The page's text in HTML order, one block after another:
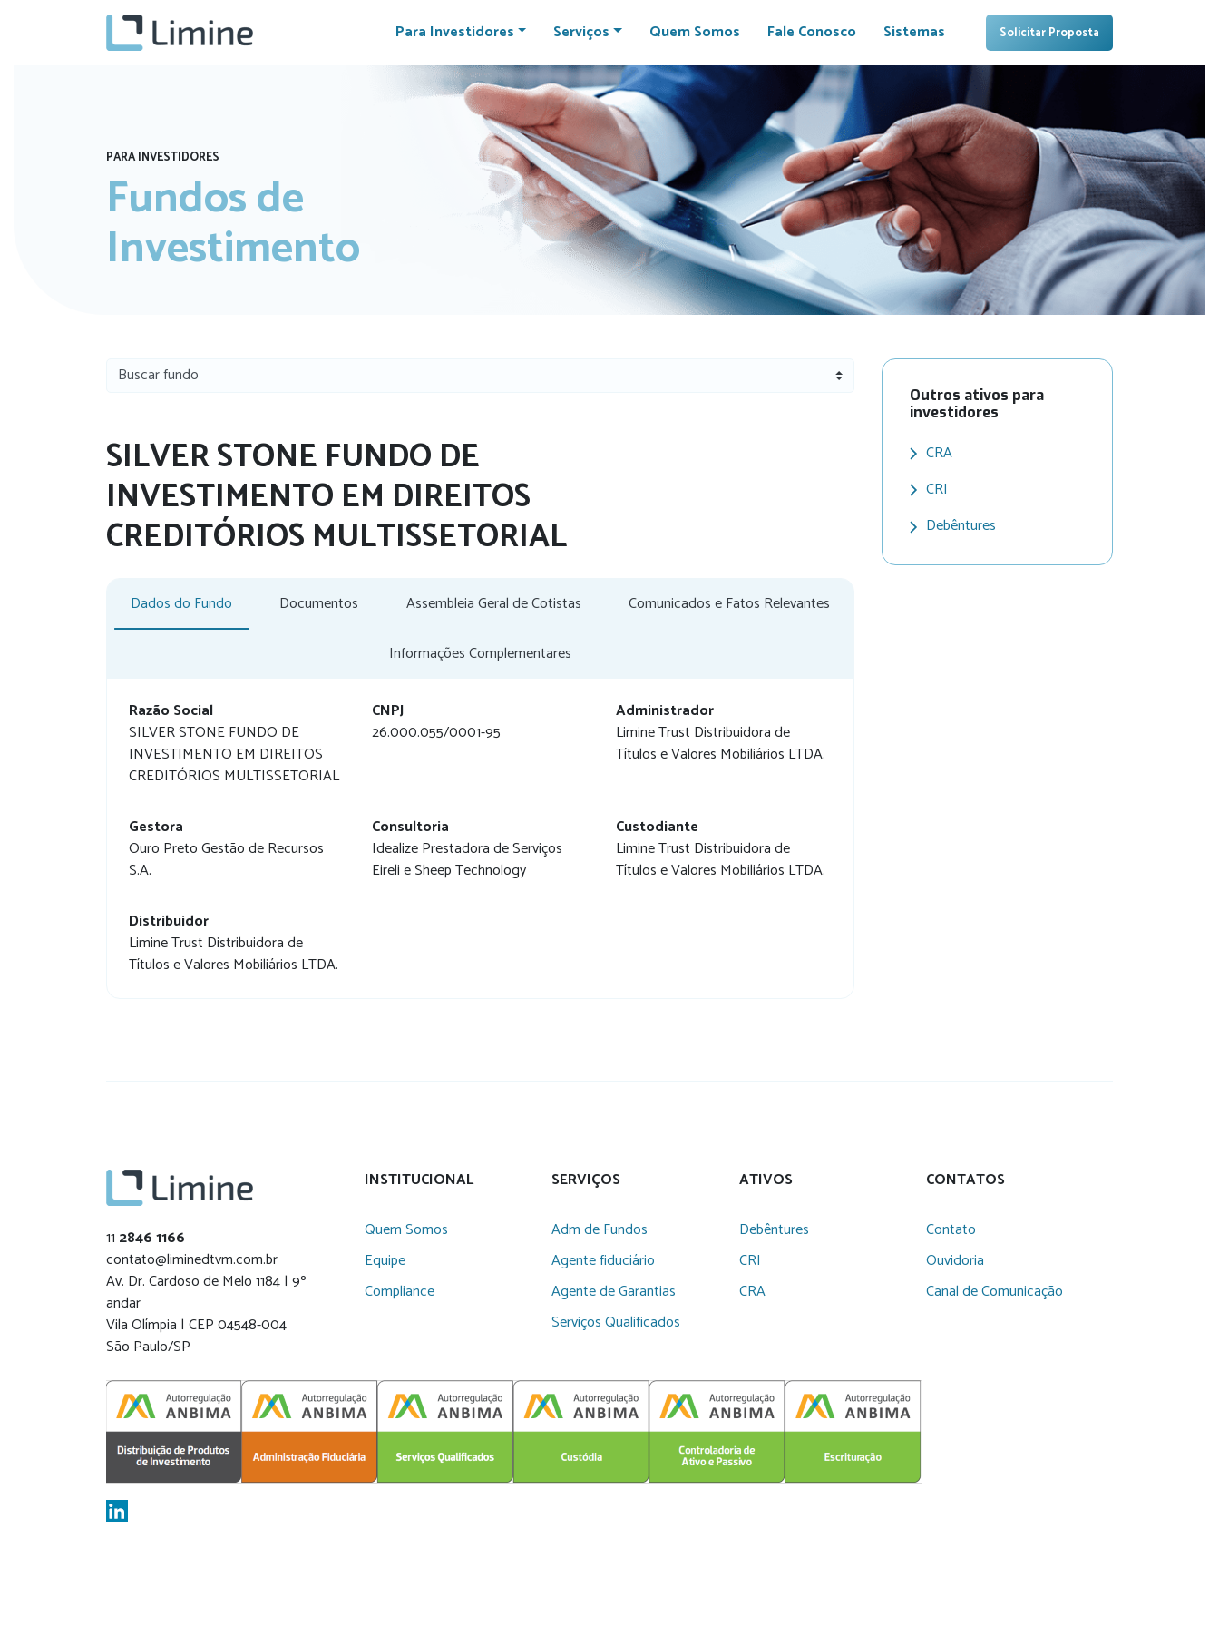
Para Investidores Serviços Quem Somos Fale Conosco Sistemas Solicitar Proposta
PARA INVESTIDORES
Fundos de
Investimento
SILVER STONE FUNDO DE
INVESTIMENTO EM DIREITOS
CREDITÓRIOS MULTISSETORIAL
Dados do Fundo Documentos Assembleia Geral de Cotistas Comunicados e Fatos Relevantes
Informações Complementares
Razão Social
SILVER STONE FUNDO DE
INVESTIMENTO EM DIREITOS
CREDITÓRIOS MULTISSETORIAL
CNPJ
26.000.055/0001-95
Administrador
Limine Trust Distribuidora de
Títulos e Valores Mobiliários LTDA.
Gestora
Ouro Preto Gestão de Recursos
S.A.
Consultoria
Idealize Prestadora de Serviços
Eireli e Sheep Technology
Custodiante
Limine Trust Distribuidora de
Títulos e Valores Mobiliários LTDA.
Distribuidor
Limine Trust Distribuidora de
Títulos e Valores Mobiliários LTDA.
Outros ativos para
investidores
CRA
CRI
Debêntures
11 2846 1166
contato@liminedtvm.com.br
Av. Dr. Cardoso de Melo 1184 | 9º
andar
Vila Olímpia | CEP 04548-004
São Paulo/SP
INSTITUCIONAL
Quem Somos
Equipe
Compliance
SERVIÇOS
Adm de Fundos
Agente fiduciário
Agente de Garantias
Serviços Qualificados
ATIVOS
Debêntures
CRI
CRA
CONTATOS
Contato
Ouvidoria
Canal de Comunicação